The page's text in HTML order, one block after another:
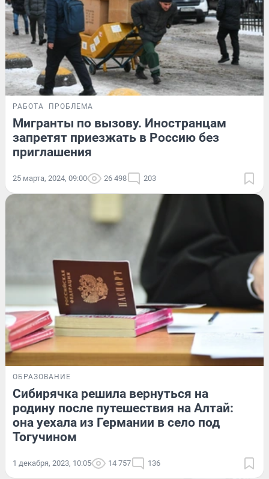
РАБОТА ПРОБЛЕМА
Мигранты по вызову. Иностранцам
запретят приезжать в Россию без
приглашения
25 марта, 2024, 09:00 26 498 203
ОБРАЗОВАНИЕ
Сибирячка решила вернуться на
родину после путешествия на Алтай:
она уехала из Германии в село под
Тогучином
1 декабря, 2023, 10:05 14 757 136